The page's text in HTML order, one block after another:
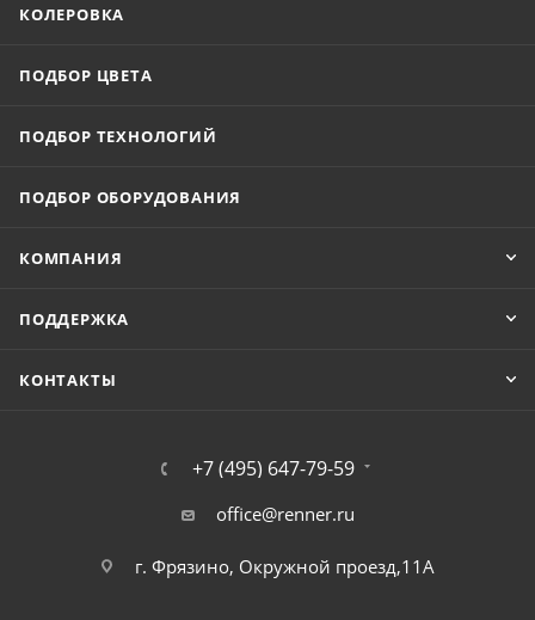
КОЛЕРОВКА
ПОДБОР ЦВЕТА
ПОДБОР ТЕХНОЛОГИЙ
ПОДБОР ОБОРУДОВАНИЯ
КОМПАНИЯ
ПОДДЕРЖКА
КОНТАКТЫ
+7 (495) 647-79-59
office@renner.ru
г. Фрязино, Окружной проезд,11А